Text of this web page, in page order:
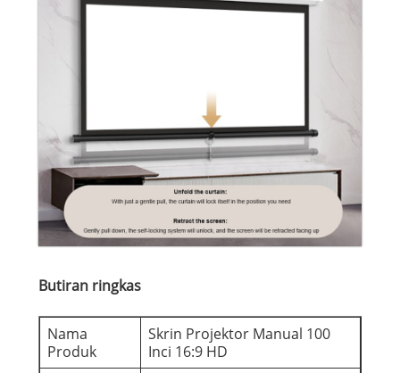
Butiran ringkas
Nama
Produk
Skrin Projektor Manual 100
Inci 16:9 HD